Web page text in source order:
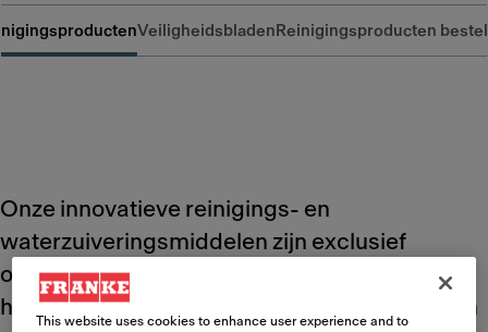
Veiligheidsbladen Reinigingsproducten
Onze innovatieve reinigings- en
waterzuiveringsmiddelen zijn exclusief
ontwikkeld voor ons volledige aanbod aan
hoogwaardige koffiemachines en garanderen
This website uses cookies to enhance user experience and to